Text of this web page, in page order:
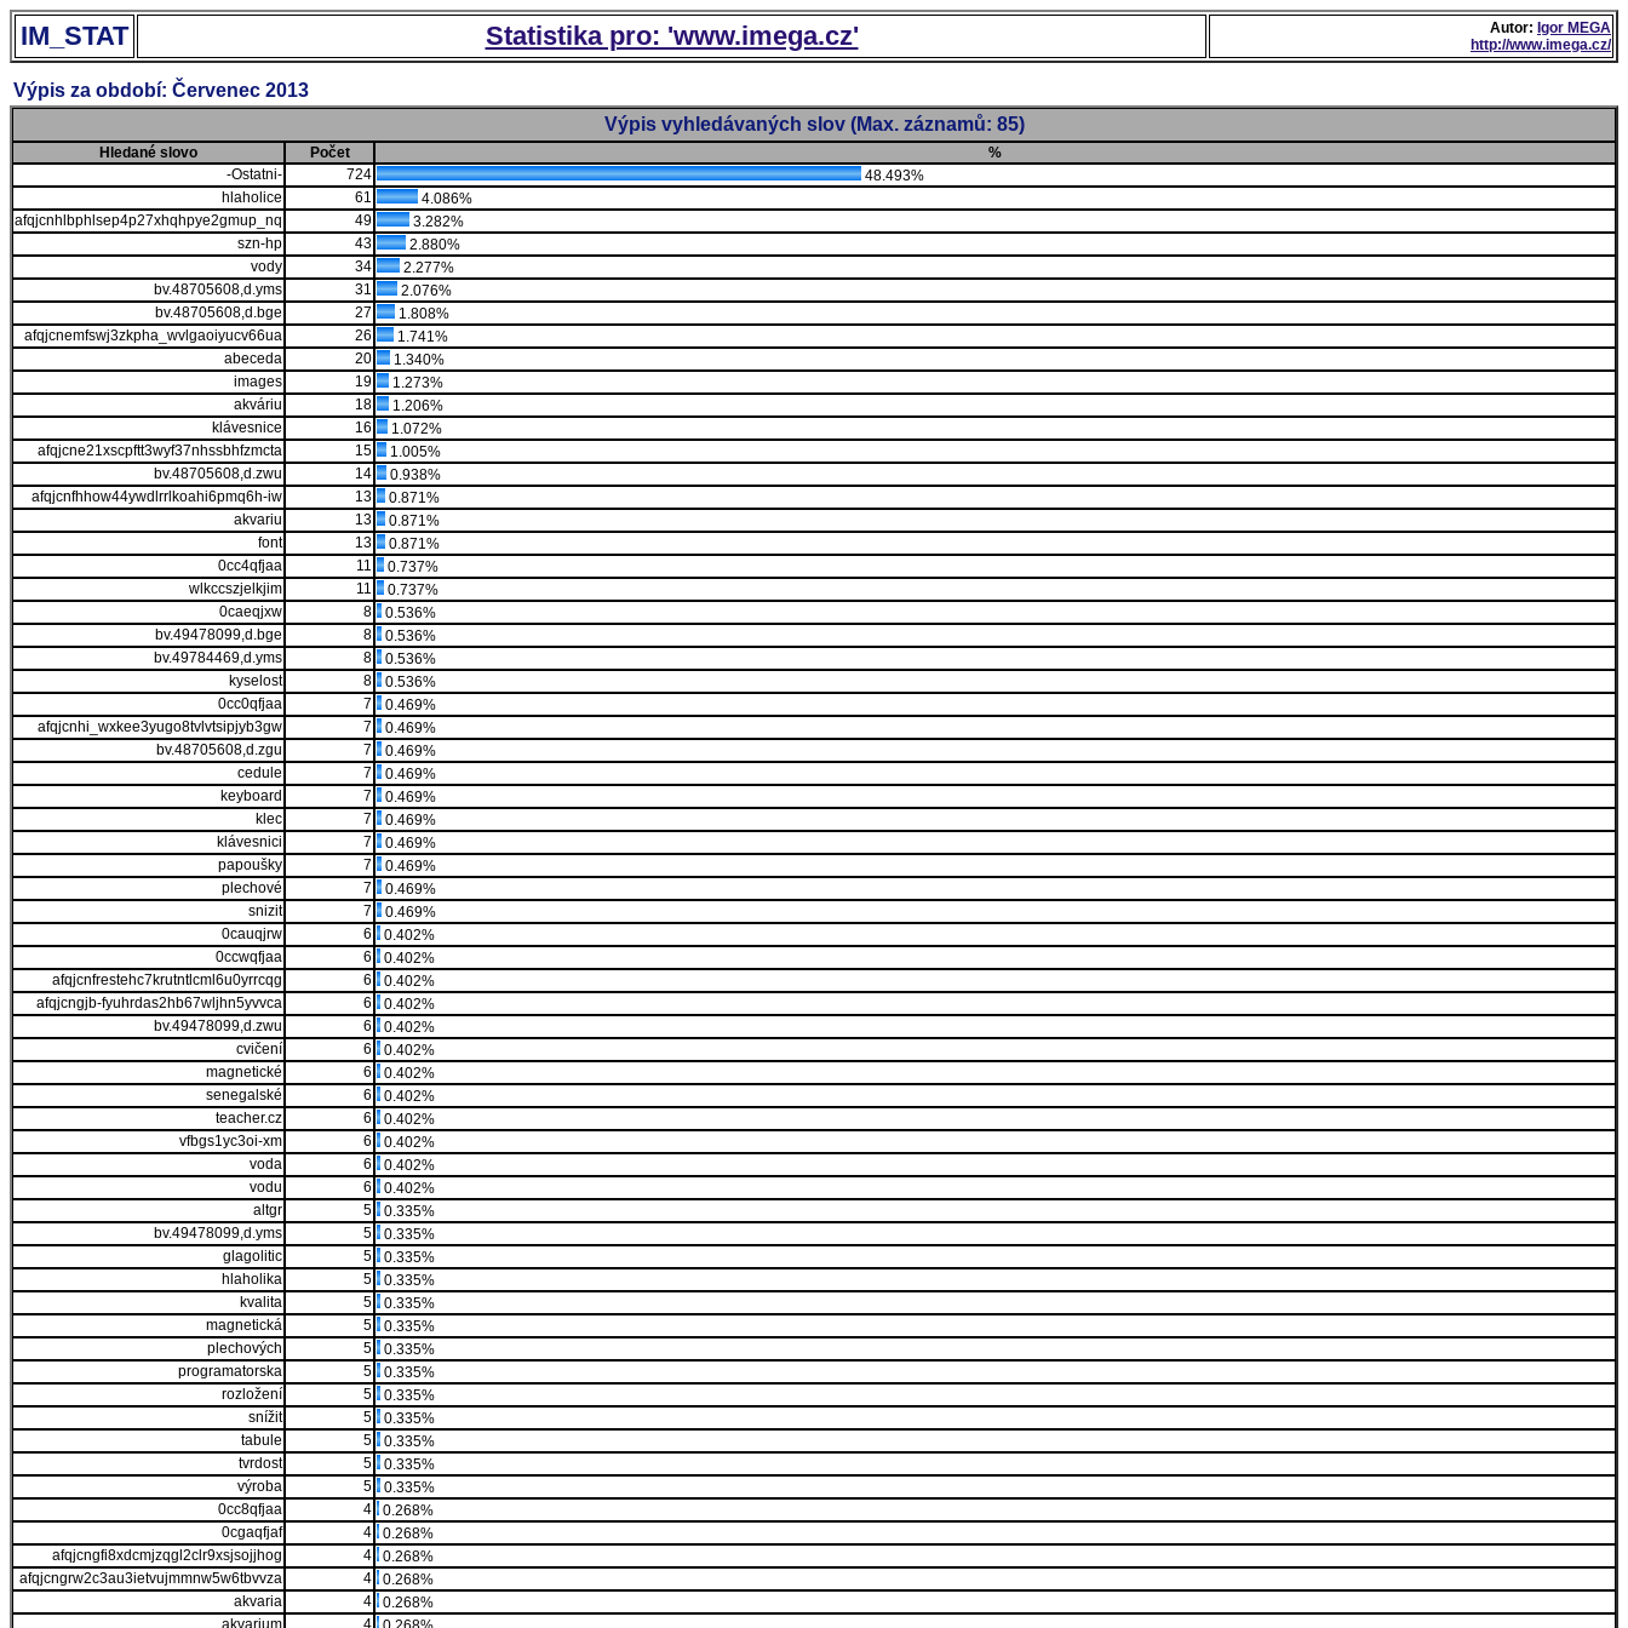
IM_STAT Statistika pro: 'www.imega.cz' Autor: Igor MEGA
http://www.imega.cz/
Výpis za období: Červenec 2013
Výpis vyhledávaných slov (Max. záznamů: 85)
Hledané slovo Počet
%
-Ostatni-
724
48.493%
hlaholice
61
4.086%
afqjcnhlbphlsep4p27xhqhpye2gmup_nq
49
3.282%
szn-hp
43
2.880%
vody
34
2.277%
bv.48705608,d.yms
31
2.076%
bv.48705608,d.bge
27
1.808%
afqjcnemfswj3zkpha_wvlgaoiyucv66ua
26
1.741%
abeceda
20
1.340%
images
19
1.273%
akváriu
18
1.206%
klávesnice
16
1.072%
afqjcne21xscpftt3wyf37nhssbhfzmcta
15
1.005%
bv.48705608,d.zwu
14
0.938%
afqjcnfhhow44ywdlrrlkoahi6pmq6h-iw
13
0.871%
akvariu
13
0.871%
font
13
0.871%
0cc4qfjaa
11
0.737%
wlkccszjelkjim
11
0.737%
0caeqjxw
8
0.536%
bv.49478099,d.bge
8
0.536%
bv.49784469,d.yms
8
0.536%
kyselost
8
0.536%
0cc0qfjaa
7
0.469%
afqjcnhi_wxkee3yugo8tvlvtsipjyb3gw
7
0.469%
bv.48705608,d.zgu
7
0.469%
cedule
7
0.469%
keyboard
7
0.469%
klec
7
0.469%
klávesnici
7
0.469%
papoušky
7
0.469%
plechové
7
0.469%
snizit
7
0.469%
0cauqjrw
6
0.402%
0ccwqfjaa
6
0.402%
afqjcnfrestehc7krutntlcml6u0yrrcqg
6
0.402%
afqjcngjb-fyuhrdas2hb67wljhn5yvvca
6
0.402%
bv.49478099,d.zwu
6
0.402%
cvičení
6
0.402%
magnetické
6
0.402%
senegalské
6
0.402%
teacher.cz
6
0.402%
vfbgs1yc3oi-xm
6
0.402%
voda
6
0.402%
vodu
6
0.402%
altgr
5
0.335%
bv.49478099,d.yms
5
0.335%
glagolitic
5
0.335%
hlaholika
5
0.335%
kvalita
5
0.335%
magnetická
5
0.335%
plechových
5
0.335%
programatorska
5
0.335%
rozložení
5
0.335%
snížit
5
0.335%
tabule
5
0.335%
tvrdost
5
0.335%
výroba
5
0.335%
0cc8qfjaa
4
0.268%
0cgaqfjaf
4
0.268%
afqjcngfi8xdcmjzqgl2clr9xsjsojjhog
4
0.268%
afqjcngrw2c3au3ietvujmmnw5w6tbvvza
4
0.268%
akvaria
4
0.268%
akvarium
4